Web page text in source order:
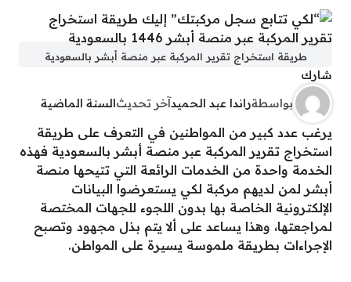
طريقة استخراج تقرير المركبة عبر منصة أبشر بالسعودية
شارك
بواسطةراندا عبد الحميدآخر تحديثالسنة الماضية
يرغب عدد كبير من المواطنين في التعرف على طريقة
استخراج تقرير المركبة عبر منصة أبشر بالسعودية فهذه
الخدمة واحدة من الخدمات الرائعة التي تتيحها منصة
أبشر لمن لديهم مركبة لكي يستعرضوا البيانات
الإلكترونية الخاصة بها بدون اللجوء للجهات المختصة
لمراجعتها، وهذا يساعد على ألا يتم بذل مجهود وتصبح
الإجراءات بطريقة ملموسة يسيرة على المواطن.